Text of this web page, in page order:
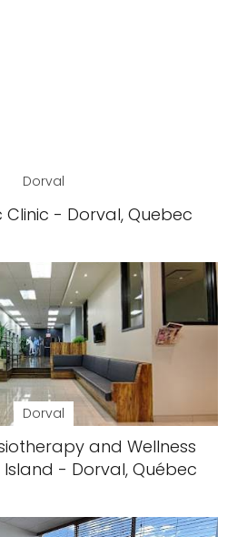
Dorval
Clinic - Dorval, Quebec
Dorval
and Wellness
- Dorval, Québec